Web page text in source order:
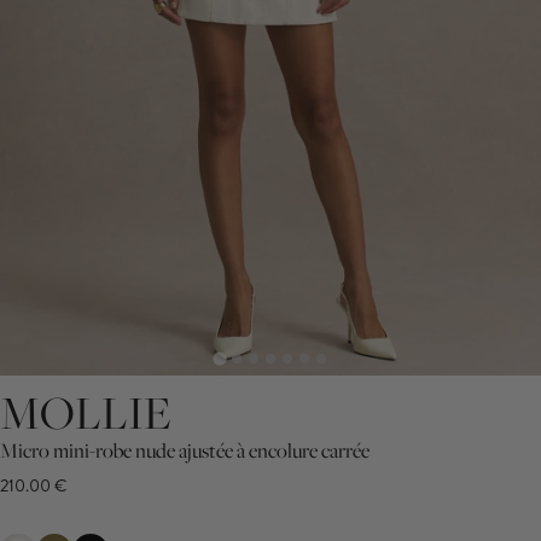
MOLLIE
Micro mini-robe nude ajustée à encolure carrée
210.00 €